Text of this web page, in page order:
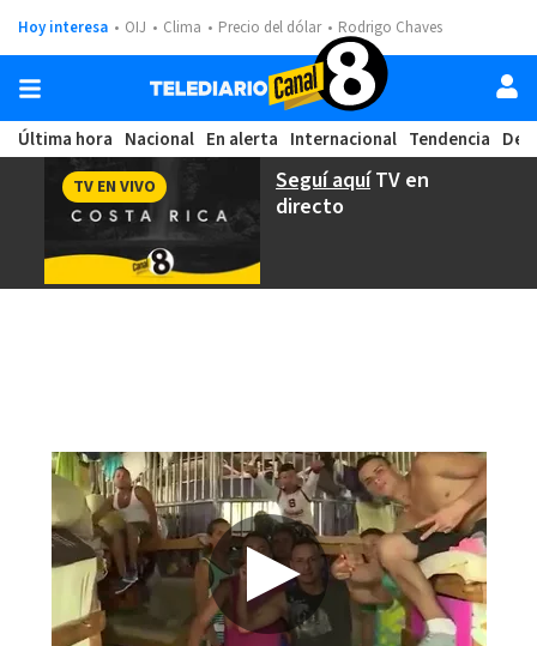
Hoy interesa OIJ Clima Precio del dólar Rodrigo Chaves
Última hora Nacional En alerta Internacional Tendencia
Seguí aquíTV en
directo
TV EN VIVO